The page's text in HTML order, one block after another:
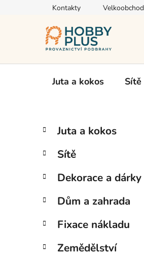
Kontakty Velkoobchod
Juta a kokos Sítě
P
s
r
n
n
í
p
Přeskočit
kategorie
K
a
e
o
i
Juta a kokos
Sítě
Dekorace a dárky
Dům a zahrada
Fixace nákladu
Zemědělství